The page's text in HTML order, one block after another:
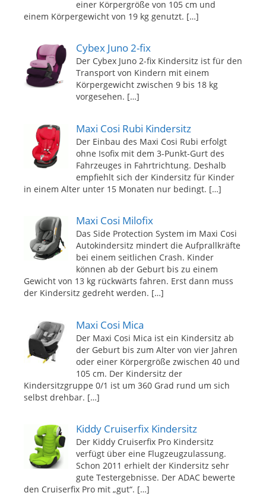
einer Körpergröße von 105 cm und
einem Körpergewicht von 19 kg genutzt. […]
Cybex Juno 2-fix
Der Cybex Juno 2-fix Kindersitz ist für den
Transport von Kindern mit einem
Körpergewicht zwischen 9 bis 18 kg
vorgesehen. […]
Maxi Cosi Rubi Kindersitz
Der Einbau des Maxi Cosi Rubi erfolgt
ohne Isofix mit dem 3-Punkt-Gurt des
Fahrzeuges in Fahrtrichtung. Deshalb
empfiehlt sich der Kindersitz für Kinder
in einem Alter unter 15 Monaten nur bedingt. […]
Maxi Cosi Milofix
Das Side Protection System im Maxi Cosi
Autokindersitz mindert die Aufprallkräfte
bei einem seitlichen Crash. Kinder
können ab der Geburt bis zu einem
Gewicht von 13 kg rückwärts fahren. Erst dann muss
der Kindersitz gedreht werden. […]
Maxi Cosi Mica
Der Maxi Cosi Mica ist ein Kindersitz ab
der Geburt bis zum Alter von vier Jahren
oder einer Körpergröße zwischen 40 und
105 cm. Der Kindersitz der
Kindersitzgruppe 0/1 ist um 360 Grad rund um sich
selbst drehbar. […]
Kiddy Cruiserfix Kindersitz
Der Kiddy Cruiserfix Pro Kindersitz
verfügt über eine Flugzeugzulassung.
Schon 2011 erhielt der Kindersitz sehr
gute Testergebnisse. Der ADAC bewerte
den Cruiserfix Pro mit „gut“. […]